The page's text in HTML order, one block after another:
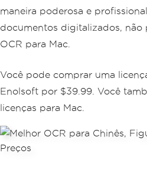
maneira poderosa e
documentos digitalizados, não
OCR para Mac.
Você pode comprar uma
Enolsoft por $39.99. Você
licenças para Mac.